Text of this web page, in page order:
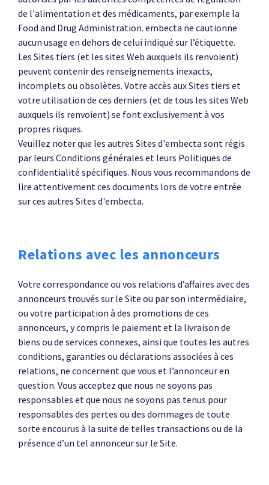
de l'alimentation et des médicaments, par exemple la
Food and Drug Administration. embecta ne cautionne
aucun usage en dehors de celui indiqué sur l’étiquette.
Les Sites tiers (et les sites Web auxquels ils renvoient)
peuvent contenir des renseignements inexacts,
incomplets ou obsolètes. Votre accès aux Sites tiers et
votre utilisation de ces derniers (et de tous les sites Web
auxquels ils renvoient) se font exclusivement à vos
propres risques.
Veuillez noter que les autres Sites d'embecta sont régis
par leurs Conditions générales et leurs Politiques de
confidentialité spécifiques. Nous vous recommandons de
lire attentivement ces documents lors de votre entrée
sur ces autres Sites d'embecta.
Relations avec les annonceurs
Votre correspondance ou vos relations d’affaires avec des
annonceurs trouvés sur le Site ou par son intermédiaire,
ou votre participation à des promotions de ces
annonceurs, y compris le paiement et la livraison de
biens ou de services connexes, ainsi que toutes les autres
conditions, garanties ou déclarations associées à ces
relations, ne concernent que vous et l’annonceur en
question. Vous acceptez que nous ne soyons pas
responsables et que nous ne soyons pas tenus pour
responsables des pertes ou des dommages de toute
sorte encourus à la suite de telles transactions ou de la
présence d’un tel annonceur sur le Site.